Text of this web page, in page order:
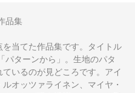
品集
当てた作品集です。タイトル
パターンから」。生地のパタ
いるのが見どころです。アイ
オッツァライネン、マイヤ・